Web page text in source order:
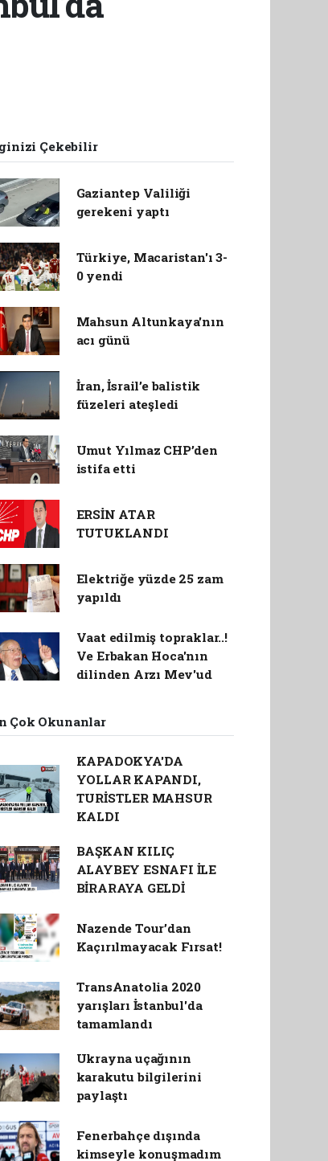
Çekebilir
Gaziantep Valiliği
gerekeni yaptı
Türkiye, Macaristan'ı 3-
0 yendi
Mahsun Altunkaya'nın
acı günü
İran, İsrail’e balistik
füzeleri ateşledi
Umut Yılmaz CHP’den
istifa etti
ERSİN ATAR
TUTUKLANDI
Elektriğe yüzde 25 zam
yapıldı
Vaat edilmiş topraklar..!
Ve Erbakan Hoca'nın
dilinden Arzı Mev'ud
Çok Okunanlar
KAPADOKYA'DA
YOLLAR KAPANDI,
TURİSTLER MAHSUR
KALDI
BAŞKAN KILIÇ
ALAYBEY ESNAFI İLE
BİRARAYA GELDİ
Nazende Tour’dan
Kaçırılmayacak Fırsat!
TransAnatolia 2020
yarışları İstanbul'da
tamamlandı
Ukrayna uçağının
karakutu bilgilerini
paylaştı
Fenerbahçe dışında
kimseyle konuşmadım